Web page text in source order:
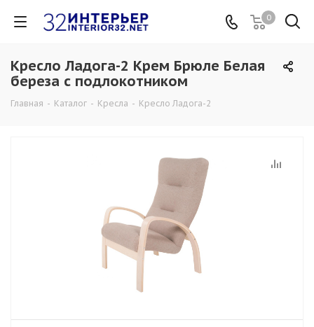
0
Кресло Ладога-2 Крем Брюле Белая
береза с подлокотником
Главная - Каталог - Кресла - Кресло Ладога-2